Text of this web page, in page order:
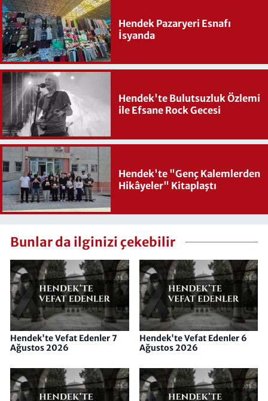
Hendek Pazaryeri Esnafı
İsyanda
Hendek'te Bulutsuzluk Özlemi
ile Efsane Rock Gecesi
Hendek'te "Genç Kalemlerden
Hikâyeler" Kitaplaştı
Bunlar da ilginizi çekebilir
Hendek'te Vefat Edenler 7
Ağustos 2026
Hendek'te Vefat Edenler 6
Ağustos 2026